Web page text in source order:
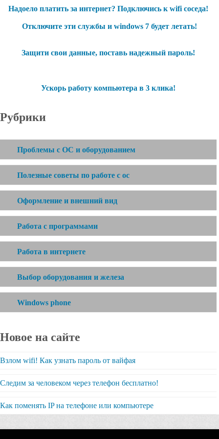
Надоело платить за интернет? Подключись к wifi соседа!
Отключите эти службы и windows 7 будет летать!
Защити свои данные, поставь надежный пароль!
Ускорь работу компьютера в 3 клика!
Рубрики
Проблемы с ОС и оборудованием
Полезные советы по работе с ос
Оформление и внешний вид
Работа с программами
Работа в интернете
Выбор оборудования и железа
Windows phone
Новое на сайте
Взлом wifi! Как узнать пароль от вайфая
Следим за человеком через телефон бесплатно!
Как поменять IP на телефоне или компьютере